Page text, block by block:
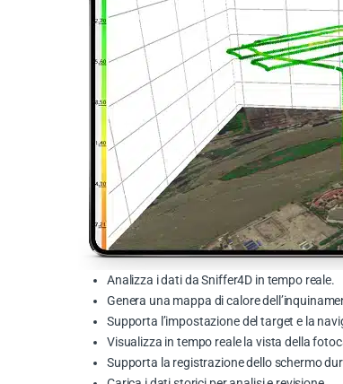
Analizza i dati da Sniffer4D in tempo reale.
Genera una mappa di calore
Supporta l’impostazione del target e la
Visualizza in tempo reale la vista della
Supporta la registrazione dello schermo